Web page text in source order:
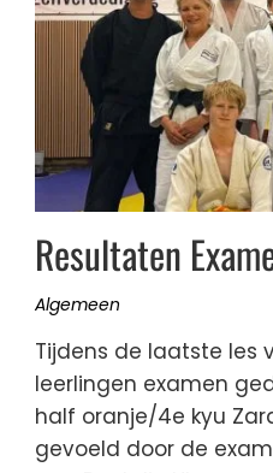
Resultaten
Algemeen
Tijdens de laatste les
leerlingen examen
half oranje/4e kyu
gevoeld door de